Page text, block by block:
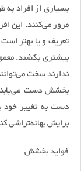
بسیاری از افراد به
مرور می‌کنند. این
تعریف و یا بهتر
بیشتری بکشند.
ندارند سخت
بخشش دست
دست به تغییر خود
برایش بهانه‌تراشی
فواید بخشش